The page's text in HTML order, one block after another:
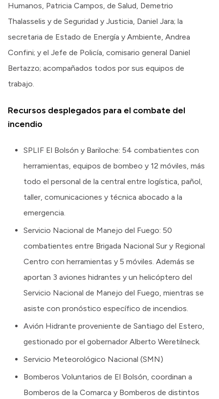
Humanos, Patricia Campos, de Salud, Demetrio
Thalasselis y de Seguridad y Justicia, Daniel Jara; la
secretaria de Estado de Energía y Ambiente, Andrea
Confini; y el Jefe de Policía, comisario general Daniel
Bertazzo; acompañados todos por sus equipos de
trabajo.
Recursos desplegados para el combate del
incendio
SPLIF El Bolsón y Bariloche: 54 combatientes con
herramientas, equipos de bombeo y 12 móviles, más
todo el personal de la central entre logística, pañol,
taller, comunicaciones y técnica abocado a la
emergencia.
Servicio Nacional de Manejo del Fuego: 50
combatientes entre Brigada Nacional Sur y Regional
Centro con herramientas y 5 móviles. Además se
aportan 3 aviones hidrantes y un helicóptero del
Servicio Nacional de Manejo del Fuego, mientras se
asiste con pronóstico específico de incendios.
Avión Hidrante proveniente de Santiago del Estero,
gestionado por el gobernador Alberto Weretilneck.
Servicio Meteorológico Nacional (SMN)
Bomberos Voluntarios de El Bolsón, coordinan a
Bomberos de la Comarca y Bomberos de distintos